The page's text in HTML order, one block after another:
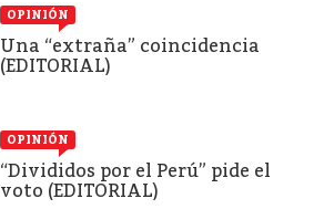
OPINIÓN
Una “extraña” coincidencia
(EDITORIAL)
OPINIÓN
“Divididos por el Perú” pide el
voto (EDITORIAL)